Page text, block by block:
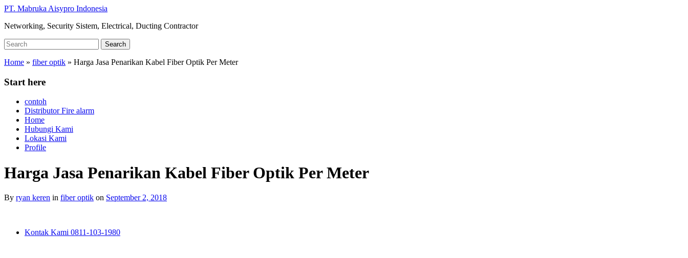
Skip
main
PT. Mabruka Aisypro Indonesia
Networking, Security Sistem, Electrical, Ducting Contractor
Search
for:
Search
Home » fiber optik » Harga Jasa Penarikan Kabel Fiber Optik Per Meter
Start here
contoh
Distributor Fire alarm
Home
Hubungi Kami
Lokasi Kami
Profile
Harga Jasa Penarikan Kabel Fiber Optik Per Meter
By ryan keren in fiber optik on September 2, 2018
Kontak Kami 0811-103-1980